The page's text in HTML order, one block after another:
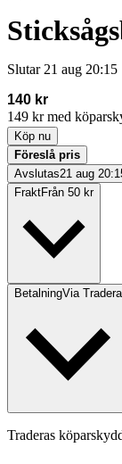
Slutar 21 aug 20:15
140 kr
149 kr med
Köp nu
Föreslå pris
Avslutas21 aug
FraktFrån 50 kr
BetalningVia Tradera
Traderas